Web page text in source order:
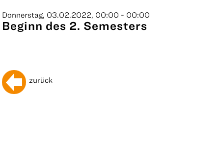
Donnerstag, 03.02.2022, 00:00 - 00:00
Beginn des 2. Semesters
zurück